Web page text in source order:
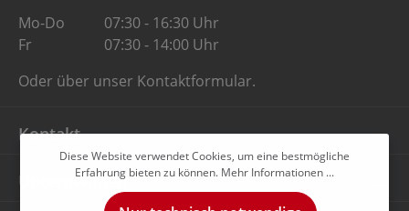
Mo-Do
07:30 - 16:30 Uhr
Fr
07:30 - 14:00 Uhr
Oder über unser Kontaktformular.
Kontakt
Unternehmen
Diese Website verwendet Cookies, um eine bestmögliche
Erfahrung bieten zu können. Mehr Informationen ...